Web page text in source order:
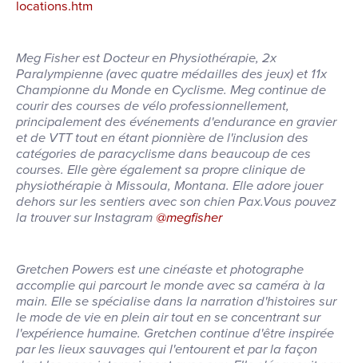
locations.htm
Meg Fisher est Docteur en Physiothérapie, 2x
Paralympienne (avec quatre médailles des jeux) et 11x
Championne du Monde en Cyclisme. Meg continue de
courir des courses de vélo professionnellement,
principalement des événements d'endurance en gravier
et de VTT tout en étant pionnière de l'inclusion des
catégories de paracyclisme dans beaucoup de ces
courses. Elle gère également sa propre clinique de
physiothérapie à Missoula, Montana. Elle adore jouer
dehors sur les sentiers avec son chien Pax.Vous pouvez
la trouver sur Instagram @megfisher
Gretchen Powers est une cinéaste et photographe
accomplie qui parcourt le monde avec sa caméra à la
main. Elle se spécialise dans la narration d'histoires sur
le mode de vie en plein air tout en se concentrant sur
l'expérience humaine. Gretchen continue d'être inspirée
par les lieux sauvages qui l'entourent et par la façon